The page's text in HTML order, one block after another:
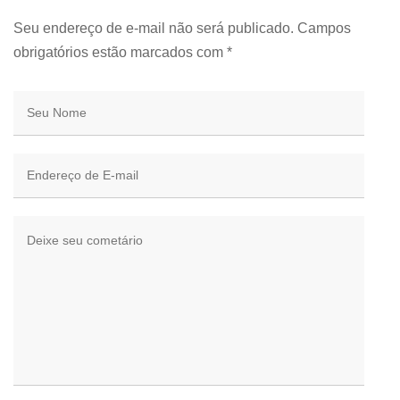
Seu endereço de e-mail não será publicado. Campos
obrigatórios estão marcados com *